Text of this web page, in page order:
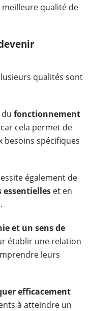
qualité de
qualités sont
fonctionnement
cela permet de
besoins spécifiques
également de
essentielles et en
et un sens de
établir une relation
leurs
efficacement
à atteindre un